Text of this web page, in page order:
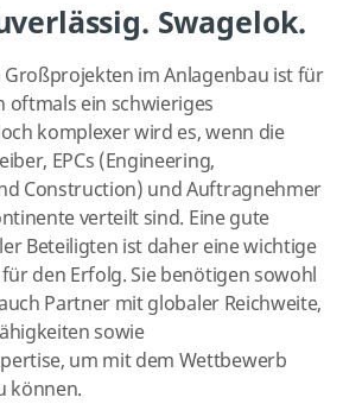
Swagelok.
Großprojekten im Anlagenbau ist für
oftmals ein schwieriges
komplexer wird es, wenn die
EPCs (Engineering,
Construction) und Auftragnehmer
verteilt sind. Eine gute
Beteiligten ist daher eine wichtige
den Erfolg. Sie benötigen sowohl
Partner mit globaler Reichweite,
sowie
um mit dem Wettbewerb
können.